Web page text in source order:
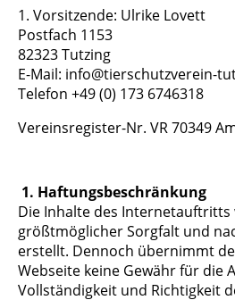
1. Vorsitzende: Ulrike Lovett
Postfach 1153
82323 Tutzing
E-Mail: info@tierschutzverein-
Telefon +49 (0) 173 6746318
Vereinsregister-Nr. VR 70349
1. Haftungsbeschränkung
Die Inhalte des
größtmöglicher Sorgfalt und
erstellt. Dennoch übernimmt
Webseite keine Gewähr für die
Vollständigkeit und Richtigkeit